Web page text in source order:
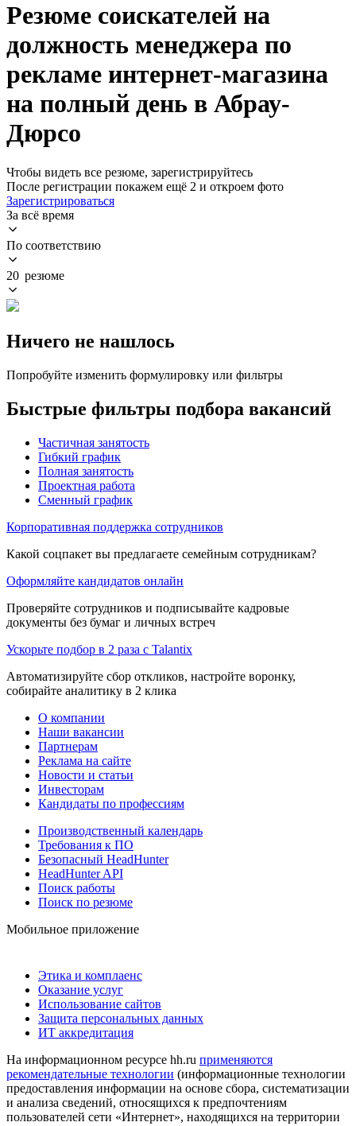
Резюме соискателей на
должность менеджера по
рекламе интернет-магазина
на полный день в Абрау-
Дюрсо
Чтобы видеть все резюме, зарегистрируйтесь
После регистрации покажем ещё 2 и откроем фото
Зарегистрироваться
За всё время
По соответствию
20 резюме
Ничего не нашлось
Попробуйте изменить формулировку или фильтры
Быстрые фильтры подбора вакансий
Частичная занятость
Гибкий график
Полная занятость
Проектная работа
Сменный график
Корпоративная поддержка сотрудников
Какой соцпакет вы предлагаете семейным сотрудникам?
Оформляйте кандидатов онлайн
Проверяйте сотрудников и подписывайте кадровые
документы без бумаг и личных встреч
Ускорьте подбор в 2 раза с Talantix
Автоматизируйте сбор откликов, настройте воронку,
собирайте аналитику в 2 клика
О компании
Наши вакансии
Партнерам
Реклама на сайте
Новости и статьи
Инвесторам
Кандидаты по профессиям
Производственный календарь
Требования к ПО
Безопасный HeadHunter
HeadHunter API
Поиск работы
Поиск по резюме
Мобильное приложение
Этика и комплаенс
Оказание услуг
Использование сайтов
Защита персональных данных
ИТ аккредитация
На информационном ресурсе hh.ru применяются
рекомендательные технологии (информационные технологии
предоставления информации на основе сбора, систематизации
и анализа сведений, относящихся к предпочтениям
пользователей сети «Интернет», находящихся на территории